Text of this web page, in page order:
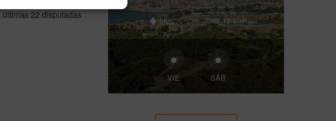
22 disputadas
66% 12.6mh
VIE SÁB